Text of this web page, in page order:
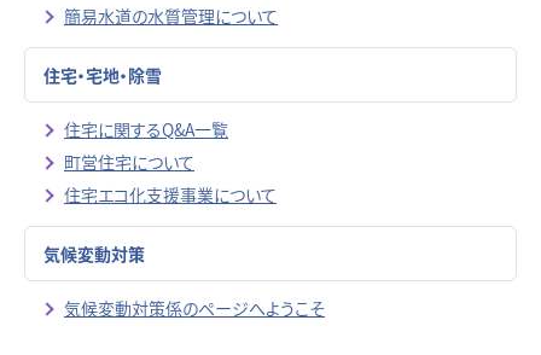
簡易水道の水質管理について
住宅・宅地・除雪
住宅に関するQ&A一覧
町営住宅について
住宅エコ化支援事業について
気候変動対策
気候変動対策係のページへようこそ